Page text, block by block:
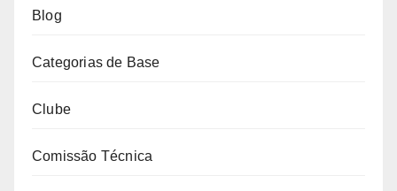
Blog
Categorias de Base
Clube
Comissão Técnica